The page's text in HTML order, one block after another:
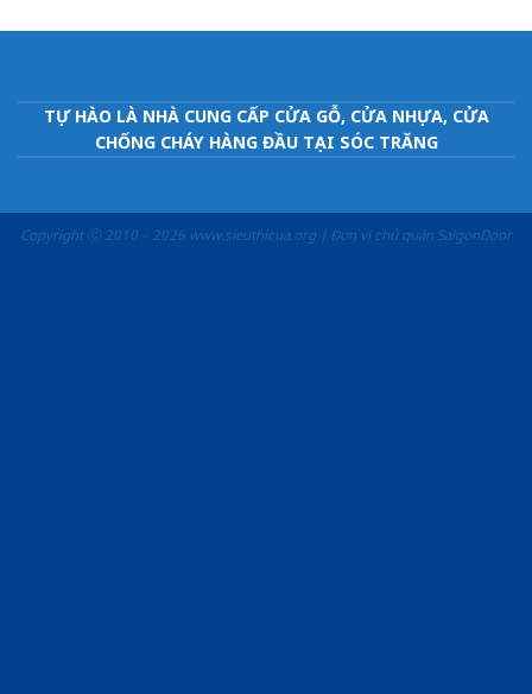
TỰ HÀO LÀ NHÀ CUNG CẤP CỬA GỖ, CỬA NHỰA, CỬA
CHỐNG CHÁY HÀNG ĐẦU TẠI SÓC TRĂNG
Copyright ⓒ 2010 – 2026 www.sieuthicua.org | Đơn vị chủ quản SaigonDoor